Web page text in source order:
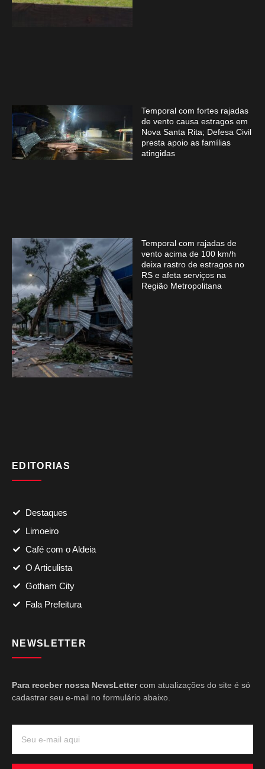
Temporal com fortes rajadas
de vento causa estragos em
Nova Santa Rita; Defesa Civil
presta apoio as famílias
atingidas
Temporal com rajadas de
vento acima de 100 km/h
deixa rastro de estragos no
RS e afeta serviços na
Região Metropolitana
EDITORIAS
Destaques
Limoeiro
Café com o Aldeia
O Articulista
Gotham City
Fala Prefeitura
NEWSLETTER
Para receber nossa NewsLettercom atualizações do site é só
cadastrar seu e-mail no formulário abaixo.